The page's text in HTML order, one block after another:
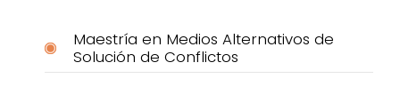
Maestría en Medios Alternativos de
Solución de Conflictos